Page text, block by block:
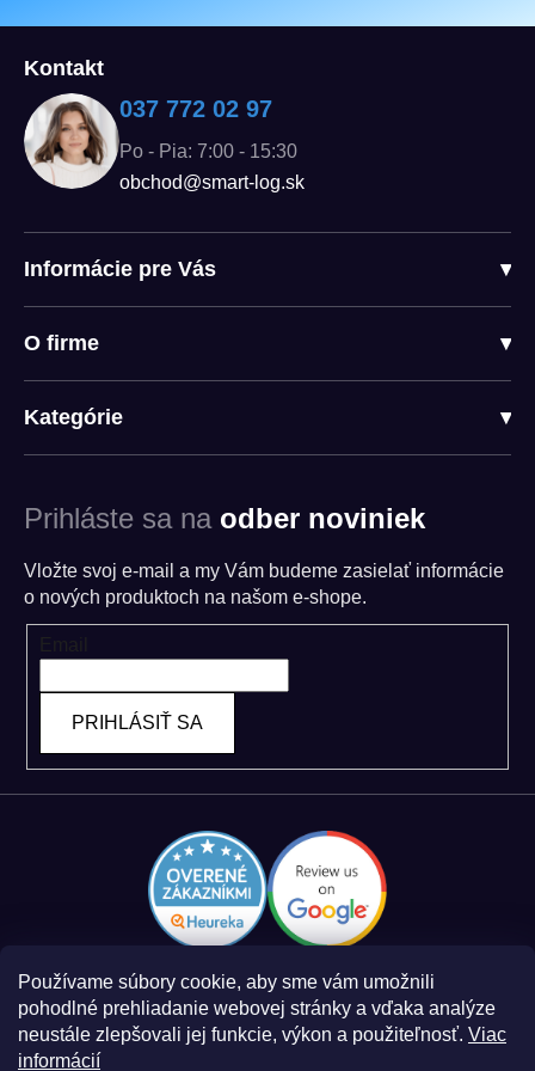
Používame súbory cookie, aby sme vám umožnili
pohodlné prehliadanie webovej stránky a vďaka analýze
neustále zlepšovali jej funkcie, výkon a použiteľnosť. Viac
informácií
Kontakt
037 772 02 97
Po - Pia: 7:00 - 15:30
obchod@smart-log.sk
Informácie pre Vás ▾
O firme ▾
Kategórie ▾
Prihláste sa na odber noviniek
Vložte svoj e-mail a my Vám budeme zasielať informácie
o nových produktoch na našom e-shope.
PRIHLÁSIŤ SA
Zásady spracovania osobných údajov